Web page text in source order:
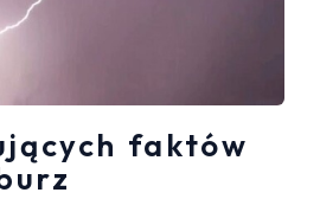
faktów